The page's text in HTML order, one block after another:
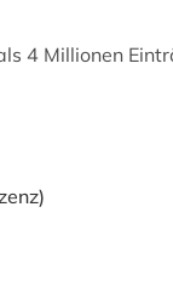
4 Millionen